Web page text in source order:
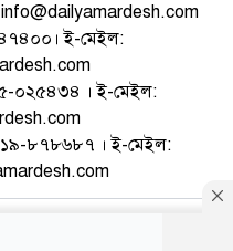
ই-মেইল:
০২৫৪৩৪ । ই-মেইল:
৮৭৮৬৮৭ । ই-মেইল: